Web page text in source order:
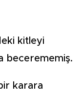
kitleyi
becerememiş.
karara